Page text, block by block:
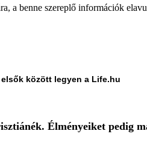
a benne szereplő információk
között legyen a Life.hu
Élményeiket pedig